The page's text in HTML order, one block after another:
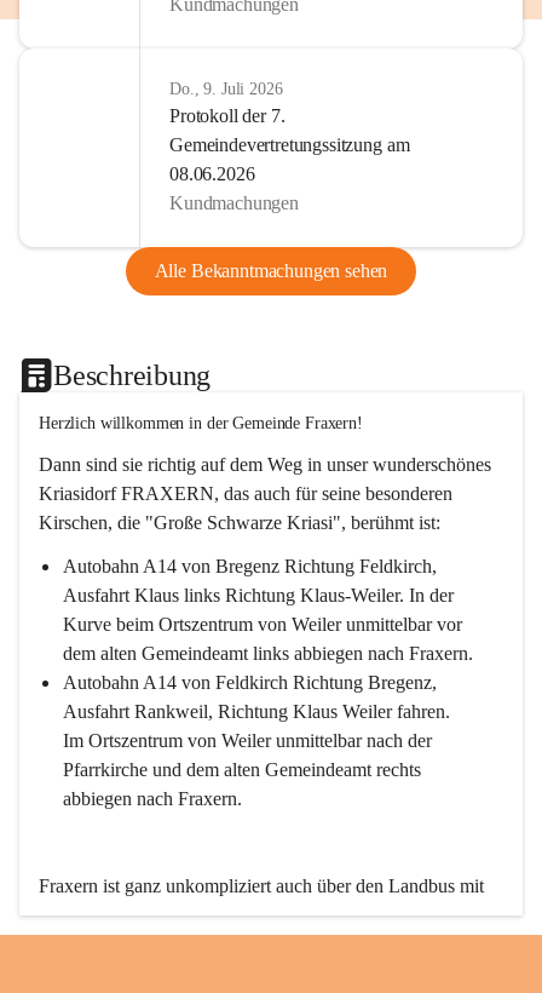
Kundmachungen
Do., 9. Juli 2026
Protokoll der 7.
Gemeindevertretungssitzung am
08.06.2026
Kundmachungen
Alle Bekanntmachungen sehen
Beschreibung
Herzlich willkommen in der Gemeinde Fraxern!
Dann sind sie richtig auf dem Weg in unser wunderschönes
Kriasidorf FRAXERN, das auch für seine besonderen
Kirschen, die "Große Schwarze Kriasi", berühmt ist:
Autobahn A14 von Bregenz Richtung Feldkirch,
Ausfahrt Klaus links Richtung Klaus-Weiler. In der
Kurve beim Ortszentrum von Weiler unmittelbar vor
dem alten Gemeindeamt links abbiegen nach Fraxern.
Autobahn A14 von Feldkirch Richtung Bregenz,
Ausfahrt Rankweil, Richtung Klaus Weiler fahren.
Im Ortszentrum von Weiler unmittelbar nach der
Pfarrkirche und dem alten Gemeindeamt rechts
abbiegen nach Fraxern.
Fraxern ist ganz unkompliziert auch über den Landbus mit
den öffentlichen Verkehrsmitteln zu erreichen. Die Linie